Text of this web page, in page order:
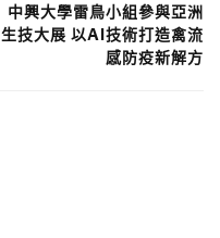
中興大學雷鳥小組參與亞洲
生技大展 以AI技術打造禽流
感防疫新解方